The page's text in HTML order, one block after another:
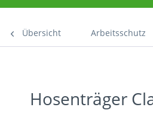
Übersicht Arbeitsschutz
Hosenträger